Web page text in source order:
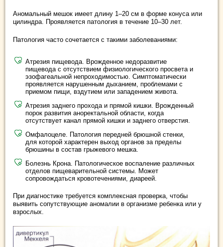
Аномальный мешок имеет длину 1–20 см в форме конуса или
цилиндра. Проявляется патология в течение 10–30 лет.
Патология часто сочетается с такими заболеваниями:
Атрезия пищевода. Врожденное недоразвитие
пищевода с отсутствием физиологического просвета и
эзофагеальной непроходимостью. Симптоматически
проявляется нарушенным дыханием, проблемами с
приемом пищи, вздутием или западением живота.
Атрезия заднего прохода и прямой кишки. Врожденный
порок развития аноректальной области, когда
отсутствует канал прямой кишки и заднего отверстия.
Омфалоцеле. Патология передней брюшной стенки,
для которой характерен выход органов за пределы
брюшины в состав грыжевого мешка.
Болезнь Крона. Патологическое воспаление различных
отделов пищеварительной системы. Может
сопровождаться кровотечениями, диареей.
При диагностике требуется комплексная проверка, чтобы
выявить сопутствующие аномалии в организме ребенка или у
взрослых.